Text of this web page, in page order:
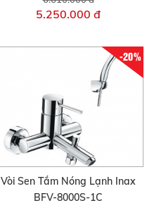
5.250.000 đ
-20%
Vòi Sen Tắm Nóng Lạnh Inax
BFV-8000S-1C